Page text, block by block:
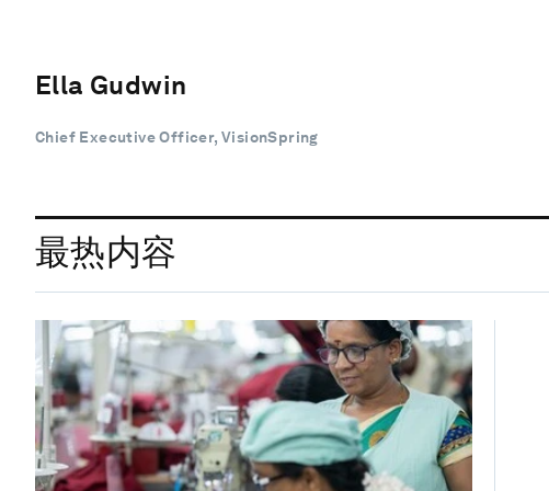
Ella Gudwin
Chief Executive Officer, VisionSpring
最热内容